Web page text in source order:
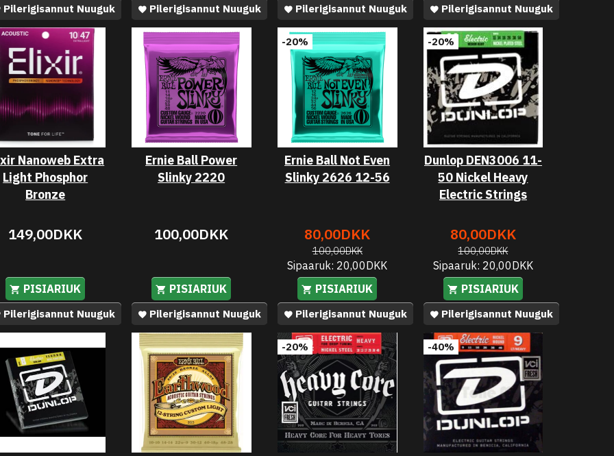
Pilerigisannut Nuuguk
Pilerigisannut Nuuguk
Pilerigisannut Nuuguk
Pilerigisannut Nuuguk
Nanoweb Extra
Light Phosphor
Bronze
149,00DKK
PISIARIUK
Pilerigisannut Nuuguk
Ernie Ball Power
Slinky 2220
100,00DKK
PISIARIUK
Pilerigisannut Nuuguk
-20%
Ernie Ball Not Even
Slinky 2626 12-56
80,00DKK
100,00DKK
Sipaaruk: 20,00DKK
PISIARIUK
Pilerigisannut Nuuguk
-20%
Dunlop DEN3006 11-
50 Nickel Heavy
Electric Strings
80,00DKK
100,00DKK
Sipaaruk: 20,00DKK
PISIARIUK
Pilerigisannut Nuuguk
-20% -40%